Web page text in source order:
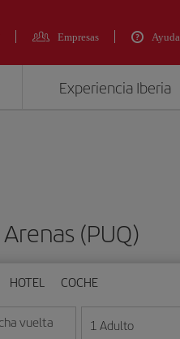
Empresas Ayuda
Experiencia Iberia
(PUQ)
HOTEL COCHE
día/mes/año
vuelta
la fecha en formato día/mes/año
1 Adulto